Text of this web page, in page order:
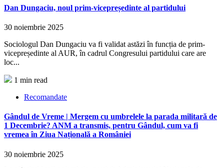
Dan Dungaciu, noul prim-vicepreședinte al partidului
30 noiembrie 2025
Sociologul Dan Dungaciu va fi validat astăzi în funcția de prim-
vicepreședinte al AUR, în cadrul Congresului partidului care are
loc...
1 min read
Recomandate
Gândul de Vreme | Mergem cu umbrelele la parada militară de
1 Decembrie? ANM a transmis, pentru Gândul, cum va fi
vremea în Ziua Națională a României
30 noiembrie 2025